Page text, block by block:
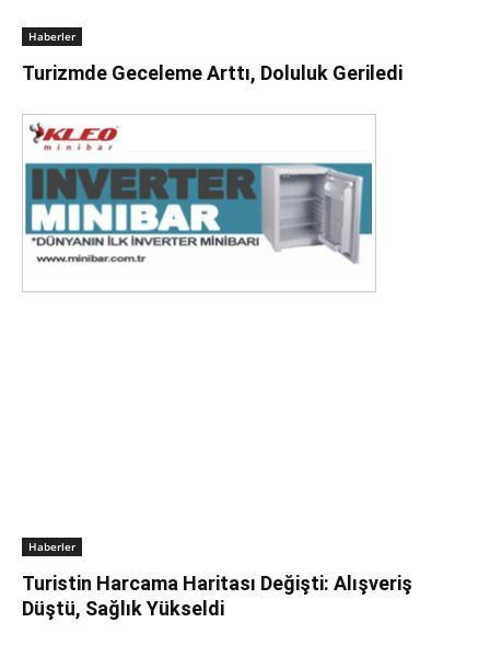
Haberler
Turizmde Geceleme Arttı, Doluluk Geriledi
Haberler
Turistin Harcama Haritası Değişti: Alışveriş
Düştü, Sağlık Yükseldi